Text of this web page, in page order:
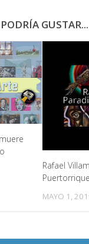
GUSTAR...
Rafael
MAYO 1,